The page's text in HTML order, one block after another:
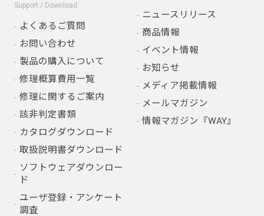
Support / Download
よくあるご質問
お問い合わせ
製品の購入について
修理概算費用一覧
修理に関するご案内
該非判定書類
カタログダウンロード
取扱説明書ダウンロード
ソフトウェアダウンロー
ド
ユーザ登録・アンケート
調査
ニュースリリース
商品情報
イベント情報
お知らせ
メディア掲載情報
メールマガジン
情報マガジン『WAY』